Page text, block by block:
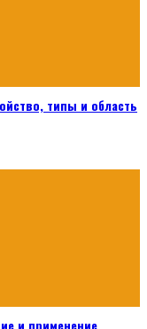
типы и область
и применение